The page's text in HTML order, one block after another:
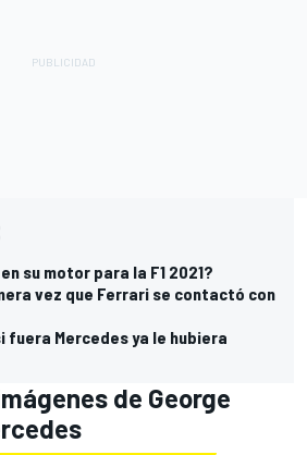
su motor para la F1 2021?
vez que Ferrari se contactó con
fuera Mercedes ya le hubiera
de George